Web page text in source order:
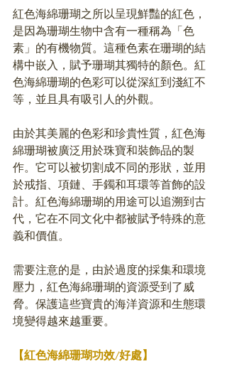
紅色海綿珊瑚之所以呈現鮮豔的紅色，
是因為珊瑚生物中含有一種稱為「色
素」的有機物質。這種色素在珊瑚的結
構中嵌入，賦予珊瑚其獨特的顏色。紅
色海綿珊瑚的色彩可以從深紅到淺紅不
等，並且具有吸引人的外觀。
由於其美麗的色彩和珍貴性質，紅色海
綿珊瑚被廣泛用於珠寶和裝飾品的製
作。它可以被切割成不同的形狀，並用
於戒指、項鏈、手鐲和耳環等首飾的設
計。紅色海綿珊瑚的用途可以追溯到古
代，它在不同文化中都被賦予特殊的意
義和價值。
需要注意的是，由於過度的採集和環境
壓力，紅色海綿珊瑚的資源受到了威
脅。保護這些寶貴的海洋資源和生態環
境變得越來越重要。
【紅色海綿珊瑚功效/好處】